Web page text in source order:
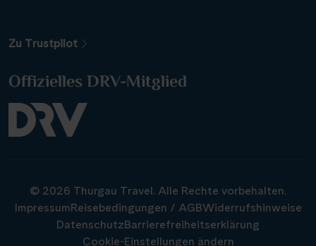
Alle Gewässer
Alle Sehenswürdigkeiten
Abfahrtshafen
Zu Trustpilot
Offizielles DRV-Mitglied
© 2026 Thurgau Travel. Alle Rechte vorbehalten.
ImpressumReisebedingungen / AGBWiderrufshinweise
DatenschutzBarrierefreiheitserklärung
Cookie-Einstellungen ändern